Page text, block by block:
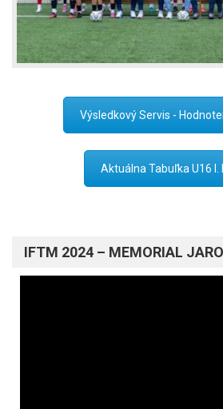
Výsledkový Servis -
Aktuálna Tabuľka U16 I.
IFTM 2024 – MEMORIAL